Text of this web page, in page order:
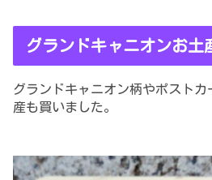
グランドキャニオンお土
グランドキャニオン柄やポスト
産も買いました。